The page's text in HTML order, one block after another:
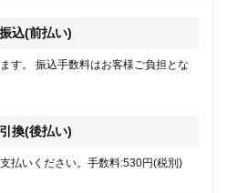
込(前払い)
す。 振込手数料はお客様ご負担とな
換(後払い)
払いください。手数料:530円(税別)